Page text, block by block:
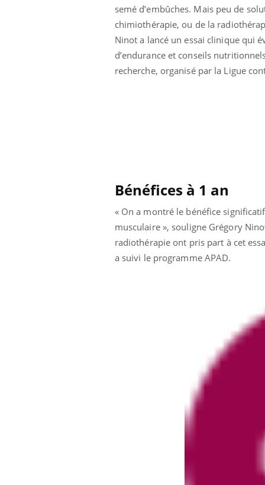
semé d’embûches. Mais peu de
chimiothérapie, ou de la
Ninot a lancé un essai clinique qui
d’endurance et conseils
recherche, organisé par la Ligue
Bénéfices à 1 an
« On a montré le bénéfice
musculaire », souligne Grégory
radiothérapie ont pris part à cet
a suivi le programme APAD.
sur